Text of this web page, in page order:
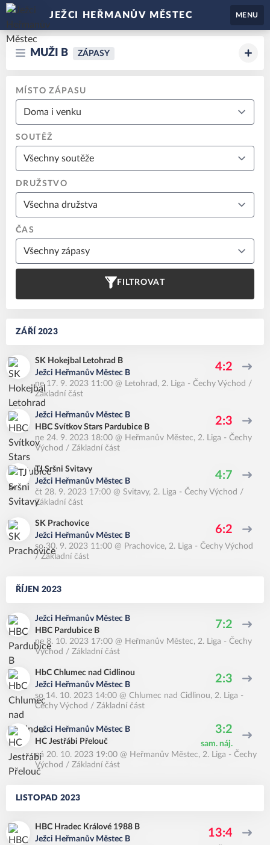
JEŽCI HEŘMANŮV MĚSTEC MENU
MUŽI B ZÁPASY
MÍSTO ZÁPASU
SOUTĚŽ
DRUŽSTVO
ČAS
FILTROVAT
ZÁŘÍ 2023
SK Hokejbal Letohrad B
Ježci Heřmanův Městec B
4:2
ne 17. 9. 2023 11:00 @ Letohrad , 2. Liga - Čechy Východ /
Základní část
Ježci Heřmanův Městec B
HBC Svítkov Stars Pardubice B
2:3
ne 24. 9. 2023 18:00 @ Heřmanův Městec, 2. Liga - Čechy
Východ / Základní část
TJ Sršni Svitavy
Ježci Heřmanův Městec B
4:7
čt 28. 9. 2023 17:00 @ Svitavy, 2. Liga - Čechy Východ /
Základní část
SK Prachovice
Ježci Heřmanův Městec B
6:2
so 30. 9. 2023 11:00 @ Prachovice, 2. Liga - Čechy Východ
/ Základní část
ŘÍJEN 2023
Ježci Heřmanův Městec B
HBC Pardubice B
7:2
ne 8. 10. 2023 17:00 @ Heřmanův Městec, 2. Liga - Čechy
Východ / Základní část
HbC Chlumec nad Cidlinou
Ježci Heřmanův Městec B
2:3
so 14. 10. 2023 14:00 @ Chlumec nad Cidlinou, 2. Liga -
Čechy Východ / Základní část
Ježci Heřmanův Městec B
HC Jestřábi Přelouč
3:2
sam. náj.
pá 20. 10. 2023 19:00 @ Heřmanův Městec, 2. Liga - Čechy
Východ / Základní část
LISTOPAD 2023
HBC Hradec Králové 1988 B
Ježci Heřmanův Městec B
13:4